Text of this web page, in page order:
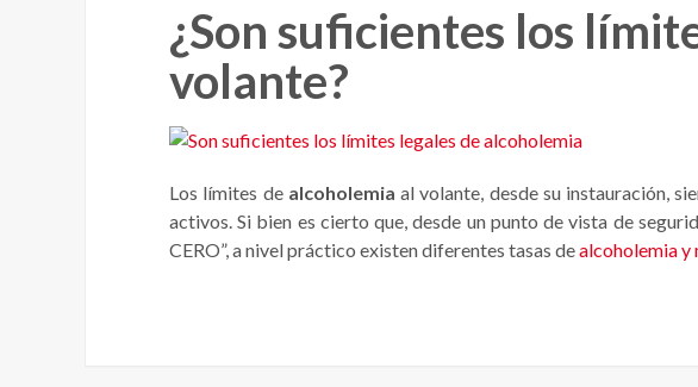
¿Son suficientes los
volante?
Los límites de alcoholemia al volante, desde su instauración,
activos. Si bien es cierto que, desde un punto de vista de
CERO”, a nivel práctico existen diferentes tasas dealcoholemia y